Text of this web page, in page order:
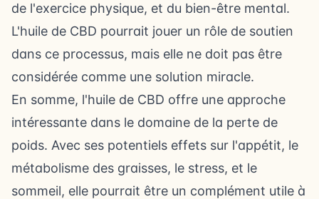
de l'exercice physique, et du bien-être mental.
L'huile de CBD pourrait jouer un rôle de soutien
dans ce processus, mais elle ne doit pas être
considérée comme une solution miracle.
En somme, l'huile de CBD offre une approche
intéressante dans le domaine de la perte de
poids. Avec ses potentiels effets sur l'appétit, le
métabolisme des graisses, le stress, et le
sommeil, elle pourrait être un complément utile à